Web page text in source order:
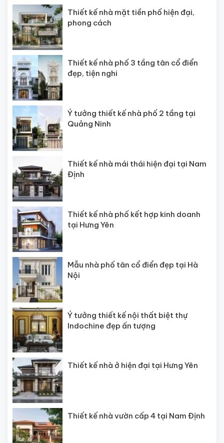
Thiết kế nhà mặt tiền phố hiện đại,
phong cách
Thiết kế nhà phố 3 tầng tân cổ điển
đẹp, tiện nghi
Ý tưởng thiết kế nhà phố 2 tầng tại
Quảng Ninh
Thiết kế nhà mái thái hiện đại tại Nam
Định
Thiết kế nhà phố kết hợp kinh doanh
tại Hưng Yên
Mẫu nhà phố tân cổ điển đẹp tại Hà
Nội
Ý tưởng thiết kế nội thất biệt thự
Indochine đẹp ấn tượng
Thiết kế nhà ở hiện đại tại Hưng Yên
Thiết kế nhà vườn cấp 4 tại Nam Định